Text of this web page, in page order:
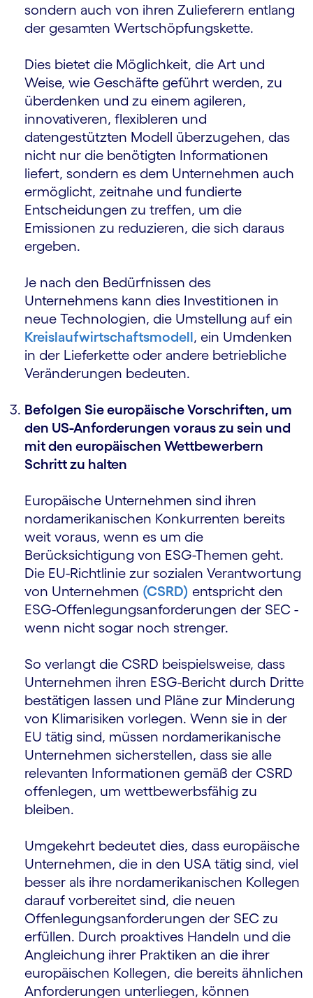
sondern auch von ihren Zulieferern entlang
der gesamten Wertschöpfungskette.
Dies bietet die Möglichkeit, die Art und
Weise, wie Geschäfte geführt werden, zu
überdenken und zu einem agileren,
innovativeren, flexibleren und
datengestützten Modell überzugehen, das
nicht nur die benötigten Informationen
liefert, sondern es dem Unternehmen auch
ermöglicht, zeitnahe und fundierte
Entscheidungen zu treffen, um die
Emissionen zu reduzieren, die sich daraus
ergeben.
Je nach den Bedürfnissen des
Unternehmens kann dies Investitionen in
neue Technologien, die Umstellung auf ein
Kreislaufwirtschaftsmodell, ein Umdenken
in der Lieferkette oder andere betriebliche
Veränderungen bedeuten.
Befolgen Sie europäische Vorschriften, um
den US-Anforderungen voraus zu sein und
mit den europäischen Wettbewerbern
Schritt zu halten
Europäische Unternehmen sind ihren
nordamerikanischen Konkurrenten bereits
weit voraus, wenn es um die
Berücksichtigung von ESG-Themen geht.
Die EU-Richtlinie zur sozialen Verantwortung
von Unternehmen (CSRD) entspricht den
ESG-Offenlegungsanforderungen der SEC -
wenn nicht sogar noch strenger.
So verlangt die CSRD beispielsweise, dass
Unternehmen ihren ESG-Bericht durch Dritte
bestätigen lassen und Pläne zur Minderung
von Klimarisiken vorlegen. Wenn sie in der
EU tätig sind, müssen nordamerikanische
Unternehmen sicherstellen, dass sie alle
relevanten Informationen gemäß der CSRD
offenlegen, um wettbewerbsfähig zu
bleiben.
Umgekehrt bedeutet dies, dass europäische
Unternehmen, die in den USA tätig sind, viel
besser als ihre nordamerikanischen Kollegen
darauf vorbereitet sind, die neuen
Offenlegungsanforderungen der SEC zu
erfüllen. Durch proaktives Handeln und die
Angleichung ihrer Praktiken an die ihrer
europäischen Kollegen, die bereits ähnlichen
Anforderungen unterliegen, können